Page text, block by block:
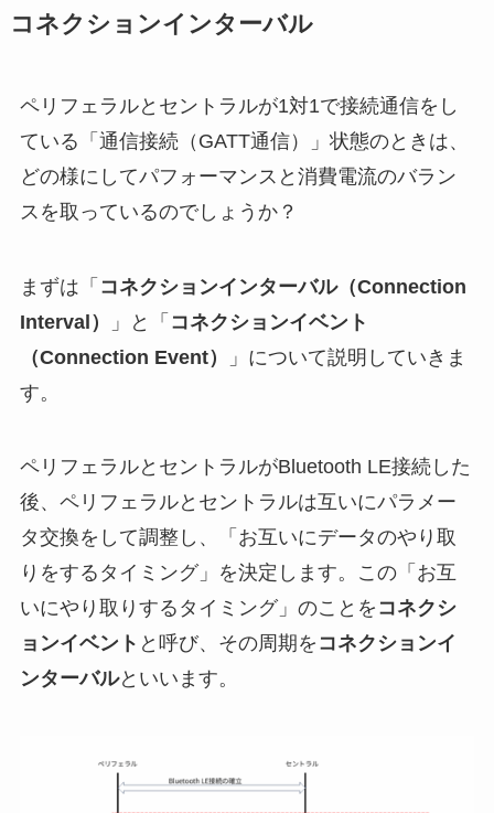
コネクションインターバル
ペリフェラルとセントラルが1対1で接続通信をし
ている「通信接続（GATT通信）」状態のときは、
どの様にしてパフォーマンスと消費電流のバラン
スを取っているのでしょうか？
まずは「 コネクションインターバル（Connection
Interval）
」と「 コネクションイベント
（Connection Event）
」について説明していきま
す。
ペリフェラルとセントラルがBluetooth LE接続した
後、ペリフェラルとセントラルは互いにパラメー
タ交換をして調整し、「お互いにデータのやり取
りをするタイミング」を決定します。この「お互
いにやり取りするタイミング」のことを コネクシ
ョンイベント と呼び、その周期を コネクションイ
ンターバルといいます。